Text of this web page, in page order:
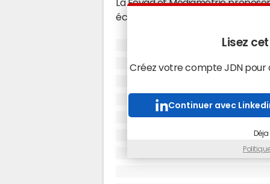
La Fevad et Médiamétrie
écran pour chacun de ces 15 e-
Lisez
Créez votre compte JDN pour
Continuer avec